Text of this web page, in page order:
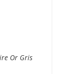
Or Gris